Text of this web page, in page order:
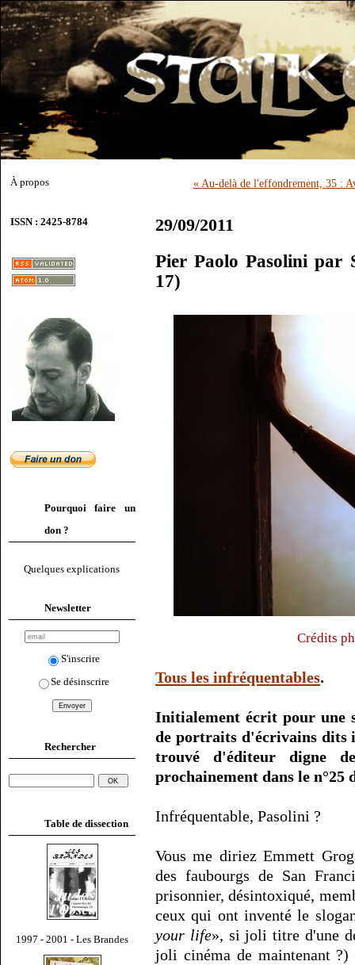
À propos
ISSN : 2425-8784
Pourquoi faire un
don ?
Quelques explications
Newsletter
S'inscrire
Se désinscrire
Rechercher
Table de dissection
1997 - 2001 - Les Brandes
« Au-delà de l'effondrement, 35 :
29/09/2011
Pier Paolo Pasolini par
17)
Crédits
Tous les infréquentables.
Initialement écrit pour une
de portraits d'écrivains dits
trouvé d'éditeur digne
prochainement dans le n°25
Infréquentable, Pasolini ?
Vous me diriez Emmett
des faubourgs de San
prisonnier, désintoxiqué,
ceux qui ont inventé le
your life», si joli titre d'une
joli cinéma de maintenant ?)